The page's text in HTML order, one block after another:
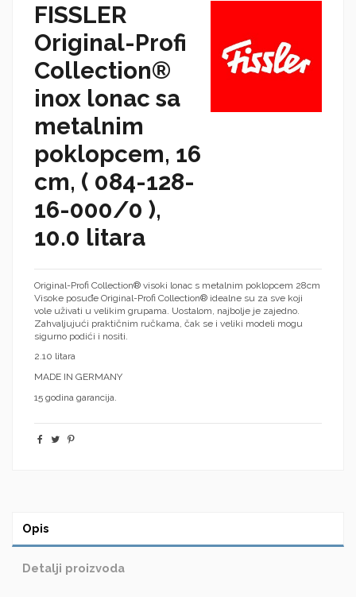
FISSLER
Original-Profi
Collection®
inox lonac sa
metalnim
poklopcem, 16
cm, ( 084-128-
16-000/0 ),
10.0 litara
Original-Profi Collection® visoki lonac s metalnim poklopcem 28cm
Visoke posuđe Original-Profi Collection® idealne su za sve koji
vole uživati ​​u velikim grupama. Uostalom, najbolje je zajedno.
Zahvaljujući praktičnim ručkama, čak se i veliki modeli mogu
sigurno podići i nositi.
2.10 litara
MADE IN GERMANY
15 godina garancija.
Opis
Detalji proizvoda